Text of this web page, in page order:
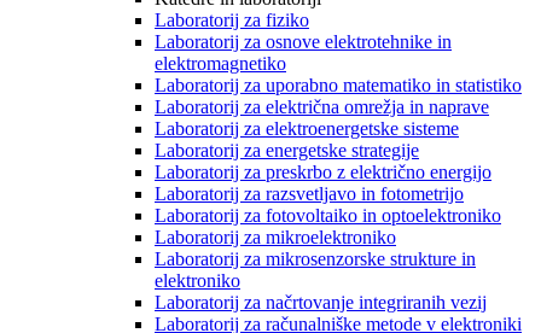
Laboratorij za fiziko
Laboratorij za osnove elektrotehnike in
elektromagnetiko
Laboratorij za uporabno matematiko in statistiko
Laboratorij za električna omrežja in naprave
Laboratorij za elektroenergetske sisteme
Laboratorij za energetske strategije
Laboratorij za preskrbo z električno energijo
Laboratorij za razsvetljavo in fotometrijo
Laboratorij za fotovoltaiko in optoelektroniko
Laboratorij za mikroelektroniko
Laboratorij za mikrosenzorske strukture in
elektroniko
Laboratorij za načrtovanje integriranih vezij
Laboratorij za računalniške metode v elektroniki